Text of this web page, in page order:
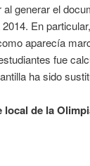
generar el
En
aparecía
fue
ha sido
de la